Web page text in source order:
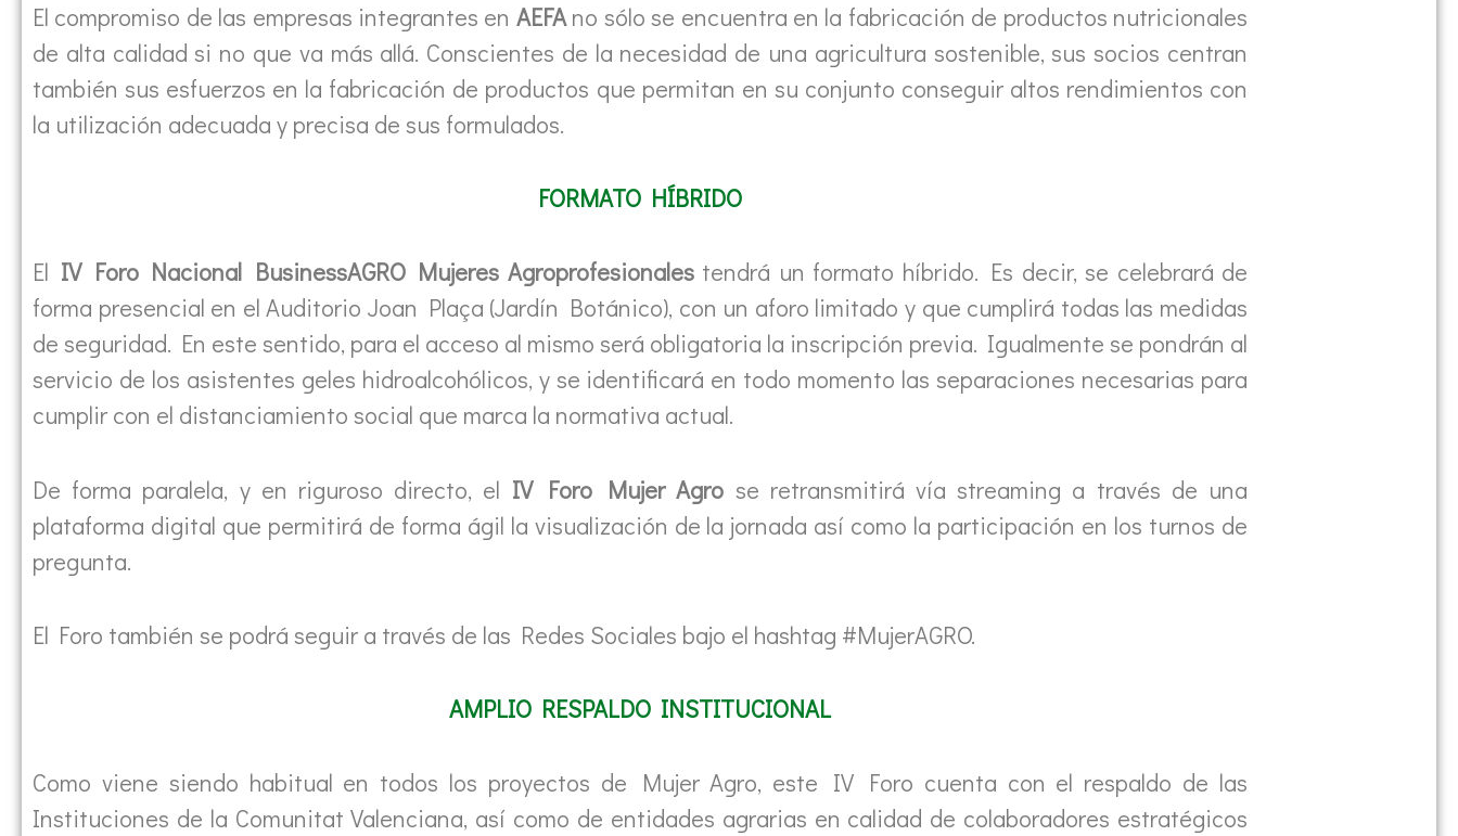
El compromiso de las empresas integrantes en AEFAno sólo se encuentra en la fabricación de productos nutricionales
de alta calidad si no que va más allá. Conscientes de la necesidad de una agricultura sostenible, sus socios centran
también sus esfuerzos en la fabricación de productos que permitan en su conjunto conseguir altos rendimientos con
la utilización adecuada y precisa de sus formulados.
FORMATO HÍBRIDO
El IV Foro Nacional BusinessAGRO Mujeres Agroprofesionalestendrá un formato híbrido. Es decir, se celebrará de
forma presencial en el Auditorio Joan Plaça (Jardín Botánico), con un aforo limitado y que cumplirá todas las medidas
de seguridad. En este sentido, para el acceso al mismo será obligatoria la inscripción previa. Igualmente se pondrán al
servicio de los asistentes geles hidroalcohólicos, y se identificará en todo momento las separaciones necesarias para
cumplir con el distanciamiento social que marca la normativa actual.
De forma paralela, y en riguroso directo, el IV Foro Mujer Agro se retransmitirá vía streaming a través de una
plataforma digital que permitirá de forma ágil la visualización de la jornada así como la participación en los turnos de
pregunta.
El Foro también se podrá seguir a través de las Redes Sociales bajo el hashtag #MujerAGRO.
AMPLIO RESPALDO INSTITUCIONAL
Como viene siendo habitual en todos los proyectos de Mujer Agro, este IV Foro cuenta con el respaldo de las
Instituciones de la Comunitat Valenciana, así como de entidades agrarias en calidad de colaboradores estratégicos